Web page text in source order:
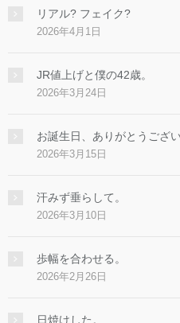
リアル? フェイク?
2026年4月1日
JR値上げと僕の42歳。
2026年3月24日
お誕生日、ありがとうござ
2026年3月15日
汗みず垂らして。
2026年3月10日
歩幅を合わせる。
2026年2月26日
日焼けした。